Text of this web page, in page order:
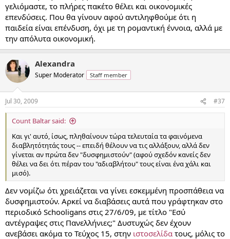
γελιόμαστε, το πλήρες πακέτο θέλει και οικονομικές
επενδύσεις. Που θα γίνουν αφού αντιληφθούμε ότι η
παιδεία είναι επένδυση, όχι με τη ρομαντική έννοια, αλλά με
την απόλυτα οικονομική.
Alexandra
Super Moderator Staff member
Jul 30, 2009 #37
Count Baltar said:
Και γι' αυτό, ίσως, πληθαίνουν τώρα τελευταία τα φαινόμενα
διαβλητότητάς τους -- επειδή θέλουν να τις αλλάξουν, αλλά δεν
γίνεται αν πρώτα δεν "δυσφημιστούν" (αφού σχεδόν κανείς δεν
θέλει να δει ότι πέραν του "αδιαβλήτου" τους είναι ένα χάλι και
μισό).
Δεν νομίζω ότι χρειάζεται να γίνει εσκεμμένη προσπάθεια να
δυσφημιστούν. Αρκεί να διαβάσεις αυτά που γράφτηκαν στο
περιοδικό Schooligans στις 27/6/09, με τίτλο "Εσύ
αντέγραψες στις Πανελλήνιες;" Δυστυχώς δεν έχουν
ανεβάσει ακόμα το Τεύχος 15, στην ιστοσελίδα τους, μόλις το